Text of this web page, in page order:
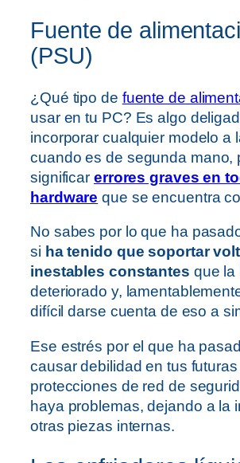
Fuente de
(PSU)
¿Qué tipo de fuente de
usar en tu PC? Es algo
incorporar cualquier modelo a
cuando es de segunda mano,
significar errores graves en
hardware que se encuentra
No sabes por lo que ha
si ha tenido que soportar
inestables constantes que la
deteriorado y,
difícil darse cuenta de eso a
Ese estrés por el que ha
causar debilidad en tus futuras
protecciones de red de
haya problemas, dejando a la
otras piezas internas.